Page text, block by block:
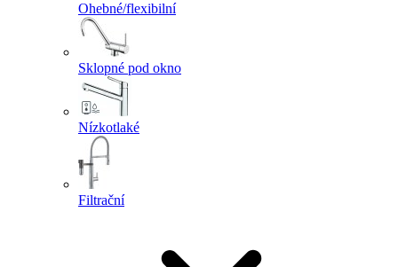
Ohebné/flexibilní
Sklopné pod okno
Nízkotlaké
Filtrační